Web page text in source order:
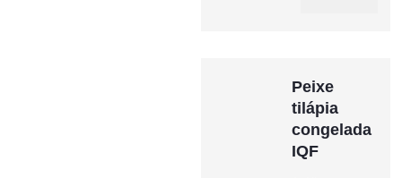
Peixe
tilápia
congelada
IQF